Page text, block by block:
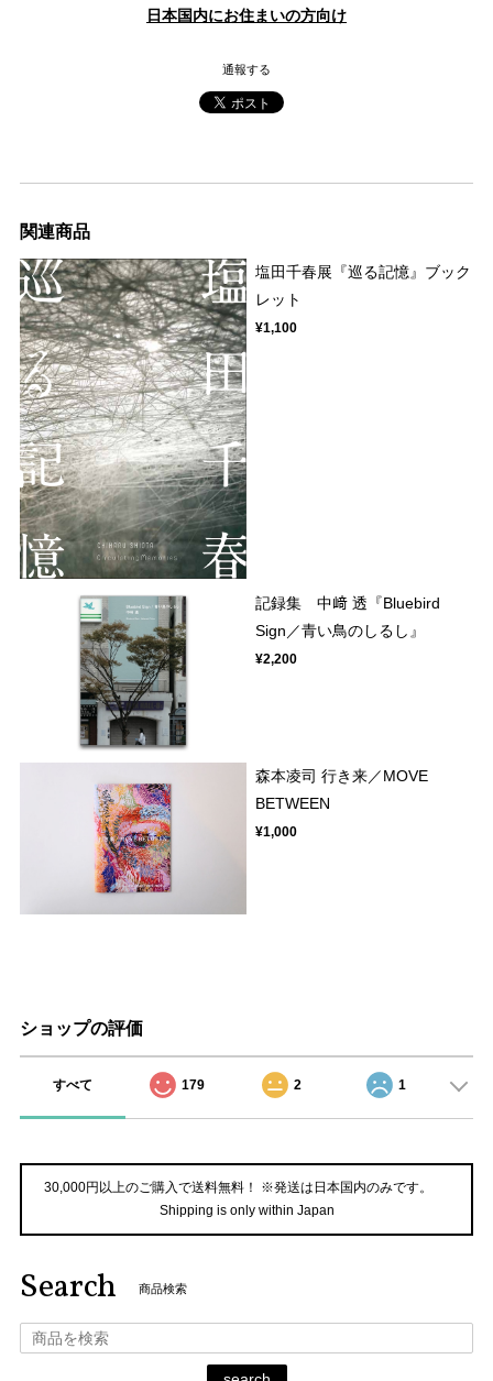
日本国内にお住まいの方向け
通報する
関連商品
塩田千春展『巡る記憶』ブック
レット
¥1,100
記録集 中﨑 透『Bluebird
Sign／青い鳥のしるし』
¥2,200
森本凌司 行き来／MOVE
BETWEEN
¥1,000
ショップの評価
すべて 179 2 1
30,000円以上のご購入で送料無料！ ※発送は日本国内のみです。
Shipping is only within Japan
Search 商品検索